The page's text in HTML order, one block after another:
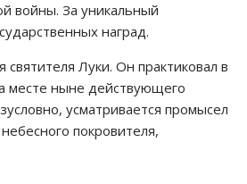
войны. За уникальный
наград.
Луки. Он практиковал в
месте ныне действующего
усматривается промысел
покровителя,